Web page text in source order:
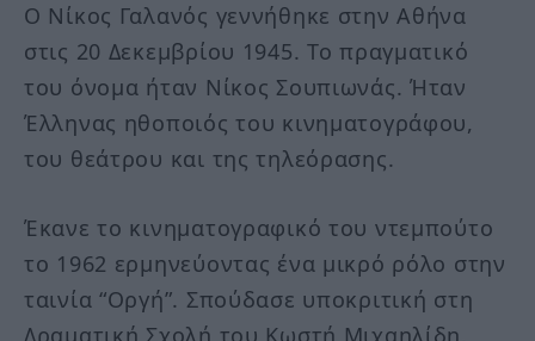
Ο Νίκος Γαλανός γεννήθηκε στην Αθήνα
στις 20 Δεκεμβρίου 1945. Το πραγματικό
του όνομα ήταν Νίκος Σουπιωνάς. Ήταν
Έλληνας ηθοποιός του κινηματογράφου,
του θεάτρου και της τηλεόρασης.
Έκανε το κινηματογραφικό του ντεμπούτο
το 1962 ερμηνεύοντας ένα μικρό ρόλο στην
ταινία “Οργή”. Σπούδασε υποκριτική στη
Δραματική Σχολή του Κωστή Μιχαηλίδη,